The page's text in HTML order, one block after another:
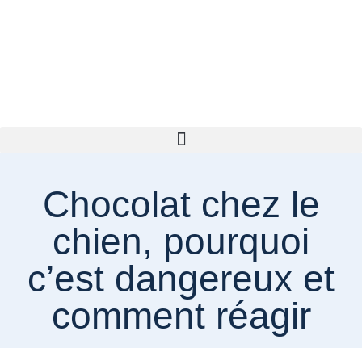
Chocolat chez le
chien, pourquoi
c’est dangereux et
comment réagir